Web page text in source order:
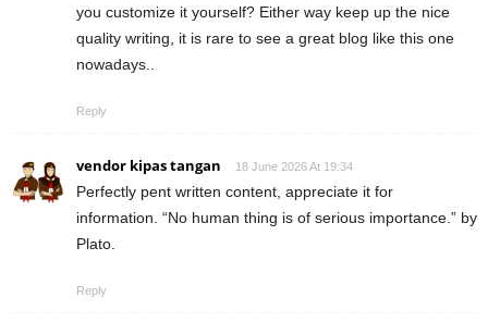
you customize it yourself? Either way keep up the nice
quality writing, it is rare to see a great blog like this one
nowadays..
Reply
vendor kipas tangan 18 June 2026 At 19:34
Perfectly pent written content, appreciate it for
information. “No human thing is of serious importance.” by
Plato.
Reply